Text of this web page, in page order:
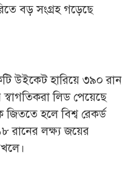
বড় সংগ্রহ গড়েছে
উইকেট হারিয়ে ৩৯০ রান
লিড পেয়েছে
জিততে হলে বিশ্ব রেকর্ড
রানের লক্ষ্য জয়ের